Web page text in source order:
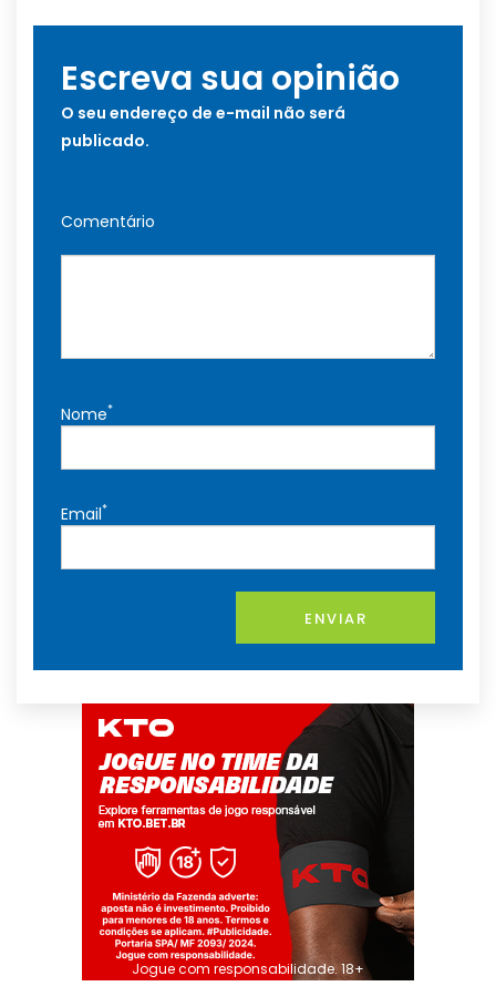
Escreva sua opinião
O seu endereço de e-mail não será
publicado.
Comentário
Nome*
Email*
ENVIAR
Jogue com responsabilidade. 18+